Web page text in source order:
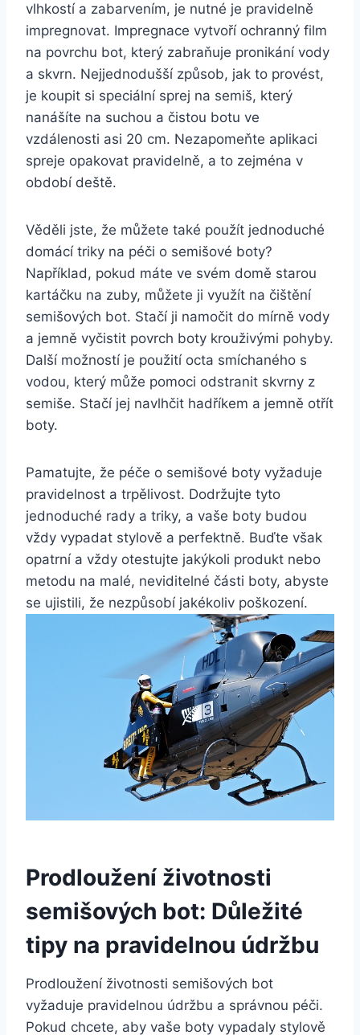
vlhkostí a‌ zabarvením, je nutné je ⁢pravidelně
impregnovat. Impregnace vytvoří ochranný film
na povrchu bot, který zabraňuje pronikání vody
a skvrn.​ Nejjednodušší způsob, jak to provést,
je koupit ​si speciální sprej na‍ semiš, který
nanášíte na suchou a čistou botu ve
vzdálenosti asi 20 cm. Nezapomeňte aplikaci⁤
spreje opakovat⁢ pravidelně, a ⁢to zejména v
období deště.
Věděli jste,‌ že můžete také ‌použít⁢ jednoduché⁢
domácí triky na péči​ o semišové⁢ boty?
Například, pokud máte‍ ve svém domě starou
kartáčku na​ zuby, můžete​ ji využít⁣ na​ čištění
semišových bot.⁢ Stačí ji‍ namočit do ⁢mírně ‍vody
a ​jemně vyčistit povrch boty krouživými pohyby.
Další možností je použití ‌octa smíchaného s
vodou,​ který může pomoci odstranit skvrny z
semiše. Stačí jej navlhčit ​hadříkem a ‍jemně otřít
boty.
Pamatujte, že péče o semišové ​boty vyžaduje
pravidelnost a⁣ trpělivost. Dodržujte ⁢tyto
jednoduché ⁤rady⁢ a triky, a vaše boty budou
vždy vypadat stylově a perfektně. Buďte však
opatrní a vždy otestujte jakýkoli produkt nebo
metodu na malé, neviditelné ​části boty, abyste
se​ ujistili, že nezpůsobí jakékoliv poškození.
Prodloužení životnosti
semišových bot: Důležité
tipy na pravidelnou údržbu
Prodloužení životnosti⁤ semišových bot
vyžaduje pravidelnou údržbu a⁣ správnou⁢ péči.
Pokud chcete, ​aby ⁣vaše boty vypadaly stylově